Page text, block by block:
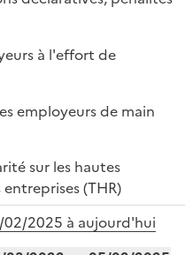
à l'effort de
employeurs de main
sur les hautes
(THR)
2025 à aujourd'hui